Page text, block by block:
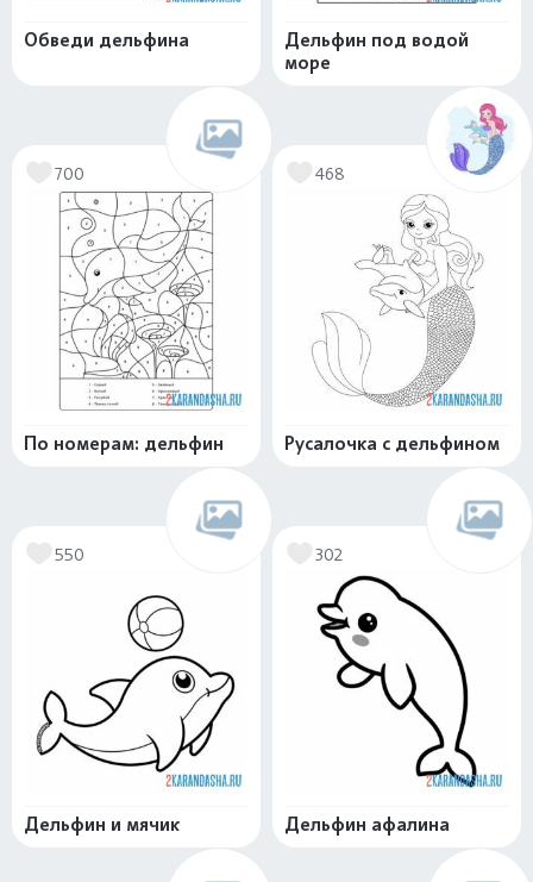
Обведи дельфина
Дельфин под водой
море
700
По номерам: дельфин
468
Русалочка с дельфином
550
Дельфин и мячик
302
Дельфин афалина